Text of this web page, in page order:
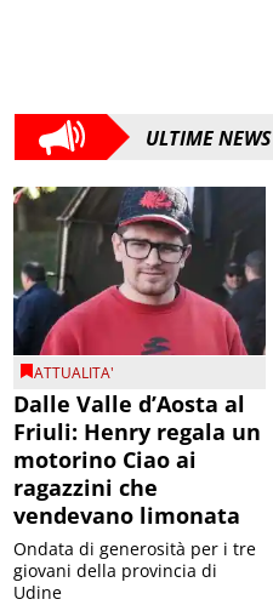
ULTIME NEWS
ATTUALITA'
Dalle Valle d’Aosta al
Friuli: Henry regala un
motorino Ciao ai
ragazzini che
vendevano limonata
Ondata di generosità per i tre
giovani della provincia di
Udine